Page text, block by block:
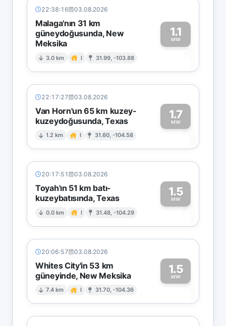
22:38:16 03.08.2026
Malaga'nın 31 km
güneydoğusunda, New
Meksika
3.0 km I 31.99, -103.88
1.1
MW
1
22:17:27 03.08.2026
Van Horn'un 65 km kuzey-
kuzeydoğusunda, Texas
1.2 km I 31.60, -104.58
1.7
MW1
20:17:51 03.08.2026
Toyah'ın 51 km batı-
kuzeybatısında, Texas
0.0 km I 31.48, -104.29
1.5
MW1
20:06:57 03.08.2026
Whites City'in 53 km
güneyinde, New Meksika
7.4 km I 31.70, -104.36
1.5
MW1